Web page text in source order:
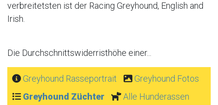
verbreitetsten ist der Racing Greyhound, English and
Irish.
Die Durchschnittswiderristhöhe einer...
Greyhound Rasseportrait
Greyhound Fotos
Greyhound Züchter
Alle Hunderassen